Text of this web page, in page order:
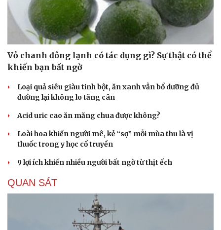
Du lịch
Tư vấn
Săn Tour
Podcast
Đọc truyện đêm khuya
Kể chuyện cho bé
Vỏ chanh đông lạnh có tác dụng gì? Sự thật có thể
khiến bạn bất ngờ
Loại quả siêu giàu tinh bột, ăn xanh vẫn bổ dưỡng đủ
đường lại không lo tăng cân
Acid uric cao ăn măng chua được không?
Loài hoa khiến người mê, kẻ “sợ” mỗi mùa thu là vị
thuốc trong y học cổ truyền
9 lợi ích khiến nhiều người bất ngờ từ thịt ếch
QUAN SÁT